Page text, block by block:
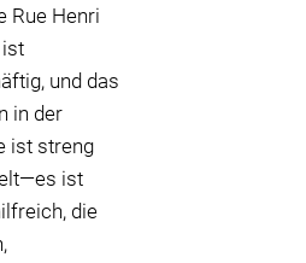
Rue Henri
und das
in der
ist streng
ist
die